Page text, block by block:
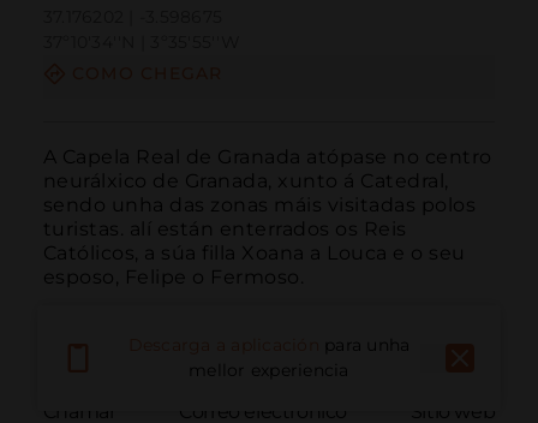
A Capela Real de Granada atópase no centro
neurálxico de Granada, xunto á Catedral,
sendo unha das zonas máis visitadas polos
turistas. alí están enterrados os Reis
Católicos, a súa filla Xoana a Louca e o seu
esposo, Felipe o Fermoso.
Chamar Correo electrónico Sitio web
para unha
mellor experiencia